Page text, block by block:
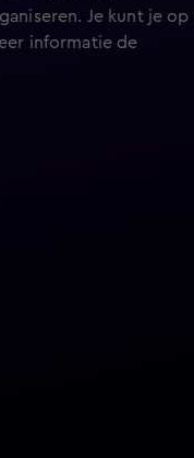
Je kunt je op
informatie de